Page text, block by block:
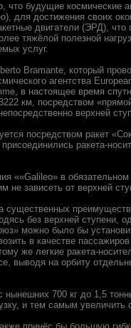
что будущие космические
для достижения своих
двигатели (ЭРД),
тяжёлой полезной
услуг.
Bramante, который
агентства
в настоящее время
км, посредством
верхней
посредством ракет
ракета-
««Galileo» в
не зависеть от верхней
существенных
без верхней ступени,
можно было бы
в качестве
же легкие ракета-
выводя на орбиту
нынешних 700 кг до 1,5
и тем самым увеличить